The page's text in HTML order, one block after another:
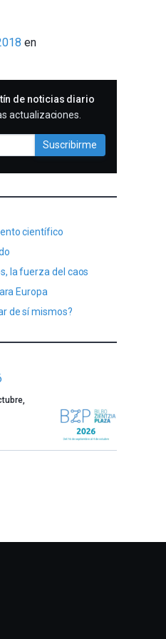
en
de noticias diario
actualizaciones.
Suscribirme
científico
la fuerza del caos
Europa
de sí mismos?